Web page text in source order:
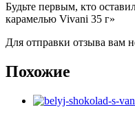
Будьте первым, кто
карамелью Vivani 35 г»
Для отправки отзыва вам
Похожие